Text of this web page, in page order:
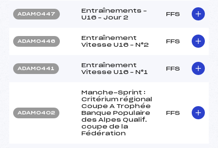
ADAM0447
Entraînements –
U16 – Jour 2
FFS
ADAM0446
Entraînement
Vitesse U16 – N°2
FFS
ADAM0441
Entraînement
Vitesse U16 – N°1
FFS
ADAM0402
Manche-Sprint :
Critérium régional
Coupe A Trophée
Banque Populaire
des Alpes Qualif.
coupe de la
Fédération
FFS